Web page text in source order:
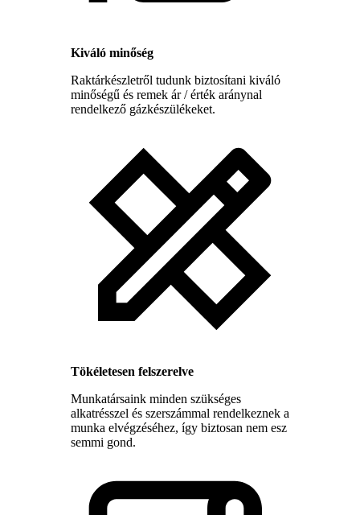
Kiváló minőség
Raktárkészletről tudunk biztosítani kiváló
minőségű és remek ár / érték aránynal
rendelkező gázkészülékeket.
Tökéletesen felszerelve
Munkatársaink minden szükséges
alkatrésszel és szerszámmal rendelkeznek a
munka elvégzéséhez, így biztosan nem esz
semmi gond.